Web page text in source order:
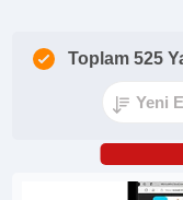
Toplam 525